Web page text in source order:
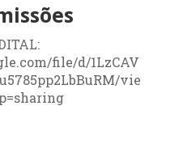
file/d/1LzCAV
vie